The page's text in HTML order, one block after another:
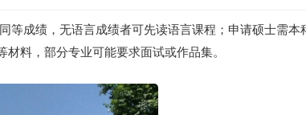
成绩，无语言成绩者可先读语言课程；申请硕士需本
料，部分专业可能要求面试或作品集。